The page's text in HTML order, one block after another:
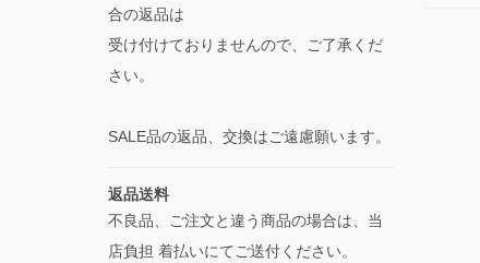
合の返品は
受け付けておりませんので、ご了承くだ
さい。
SALE品の返品、交換はご遠慮願います。
返品送料
不良品、ご注文と違う商品の場合は、当
店負担 着払いにてご送付ください。